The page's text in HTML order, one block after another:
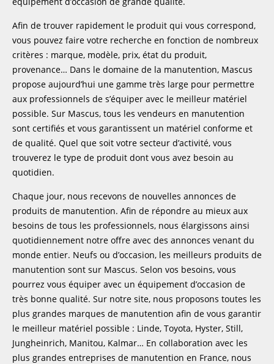
Afin de trouver rapidement le produit qui vous correspond,
vous pouvez faire votre recherche en fonction de nombreux
critères : marque, modèle, prix, état du produit,
provenance… Dans le domaine de la manutention, Mascus
propose aujourd’hui une gamme très large pour permettre
aux professionnels de s’équiper avec le meilleur matériel
possible. Sur Mascus, tous les vendeurs en manutention
sont certifiés et vous garantissent un matériel conforme et
de qualité. Quel que soit votre secteur d’activité, vous
trouverez le type de produit dont vous avez besoin au
quotidien.
Chaque jour, nous recevons de nouvelles annonces de
produits de manutention. Afin de répondre au mieux aux
besoins de tous les professionnels, nous élargissons ainsi
quotidiennement notre offre avec des annonces venant du
monde entier. Neufs ou d’occasion, les meilleurs produits de
manutention sont sur Mascus. Selon vos besoins, vous
pourrez vous équiper avec un équipement d’occasion de
très bonne qualité. Sur notre site, nous proposons toutes les
plus grandes marques de manutention afin de vous garantir
le meilleur matériel possible : Linde, Toyota, Hyster, Still,
Jungheinrich, Manitou, Kalmar… En collaboration avec les
plus grandes entreprises de manutention en France, nous